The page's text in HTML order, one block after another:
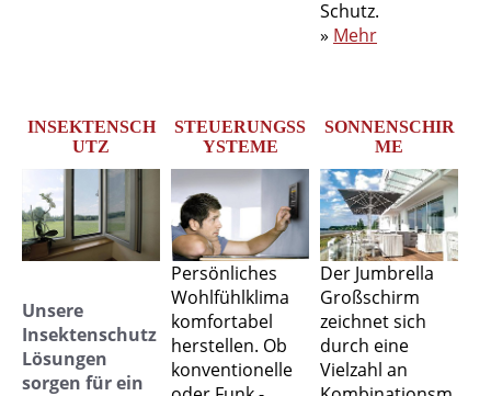
Schutz.
» Mehr
INSEKTENSCH
UTZ
Unsere
Insektenschutz
Lösungen
sorgen für ein
STEUERUNGSS
YSTEME
Persönliches
Wohlfühlklima
komfortabel
herstellen. Ob
konventionelle
SONNENSCHIR
ME
Der Jumbrella
Großschirm
zeichnet sich
durch eine
Vielzahl an